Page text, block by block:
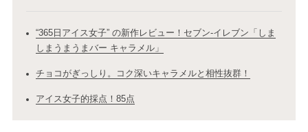
“365日アイス女子” の新作レビュー！セブン-イレブン「しま
しまうまうまバー キャラメル」
チョコがぎっしり。コク深いキャラメルと相性抜群！
アイス女子的採点！85点